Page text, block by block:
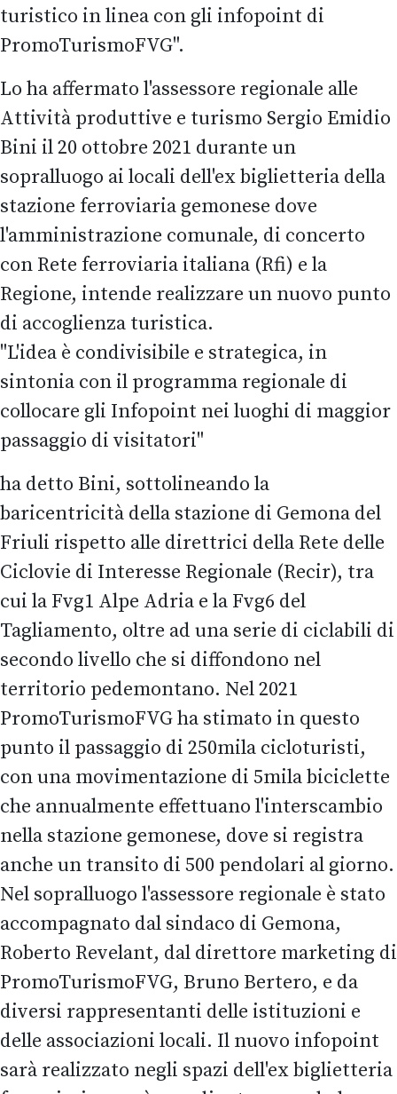
turistico in linea con gli infopoint di
PromoTurismoFVG".
Lo ha affermato l'assessore regionale alle
Attività produttive e turismo Sergio Emidio
Bini il 20 ottobre 2021 durante un
sopralluogo ai locali dell'ex biglietteria della
stazione ferroviaria gemonese dove
l'amministrazione comunale, di concerto
con Rete ferroviaria italiana (Rfi) e la
Regione, intende realizzare un nuovo punto
di accoglienza turistica.
"L'idea è condivisibile e strategica, in
sintonia con il programma regionale di
collocare gli Infopoint nei luoghi di maggior
passaggio di visitatori"
ha detto Bini, sottolineando la
baricentricità della stazione di Gemona del
Friuli rispetto alle direttrici della Rete delle
Ciclovie di Interesse Regionale (Recir), tra
cui la Fvg1 Alpe Adria e la Fvg6 del
Tagliamento, oltre ad una serie di ciclabili di
secondo livello che si diffondono nel
territorio pedemontano. Nel 2021
PromoTurismoFVG ha stimato in questo
punto il passaggio di 250mila cicloturisti,
con una movimentazione di 5mila biciclette
che annualmente effettuano l'interscambio
nella stazione gemonese, dove si registra
anche un transito di 500 pendolari al giorno.
Nel sopralluogo l'assessore regionale è stato
accompagnato dal sindaco di Gemona,
Roberto Revelant, dal direttore marketing di
PromoTurismoFVG, Bruno Bertero, e da
diversi rappresentanti delle istituzioni e
delle associazioni locali. Il nuovo infopoint
sarà realizzato negli spazi dell'ex biglietteria